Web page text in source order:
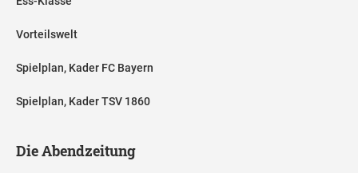
Vorteilswelt
Spielplan, Kader FC Bayern
Spielplan, Kader TSV 1860
Die Abendzeitung